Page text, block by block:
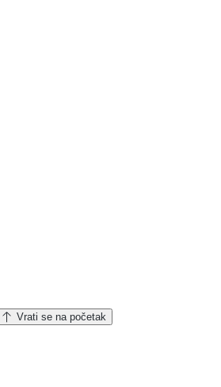
Vrati se na početak